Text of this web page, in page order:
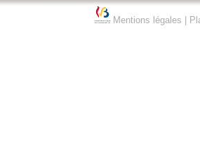
Mentions légales